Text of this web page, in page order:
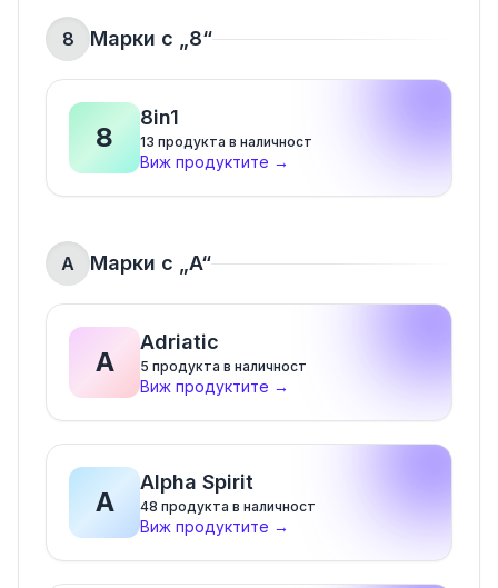
8 Марки с „ 8“
8
8in1
13 продукта в наличност
Виж продуктите →
A Марки с „ A“
A
Adriatic
5 продукта в наличност
Виж продуктите →
A
Alpha Spirit
48 продукта в наличност
Виж продуктите →